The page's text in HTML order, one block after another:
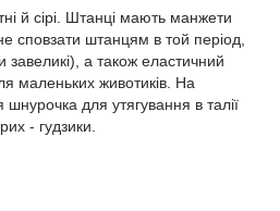
й сірі. Штанці мають манжети
сповзати штанцям в той період,
завеликі), а також еластичний
маленьких животиків. На
шнурочка для утягування в талії
- гудзики.